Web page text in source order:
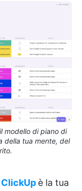
modello di piano di
della tua mente, del
è la tua